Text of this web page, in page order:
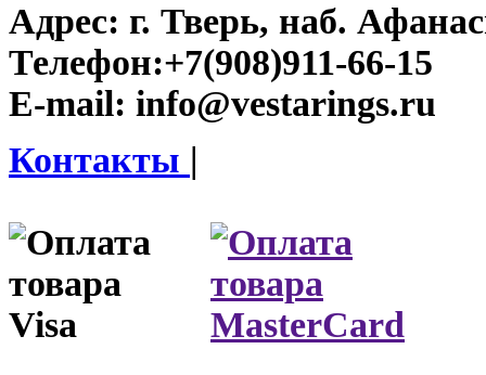
Адрес: г. Тверь, наб.
Телефон:+7(908)911-66-15
E-mail: info@vestarings.ru
Контакты |